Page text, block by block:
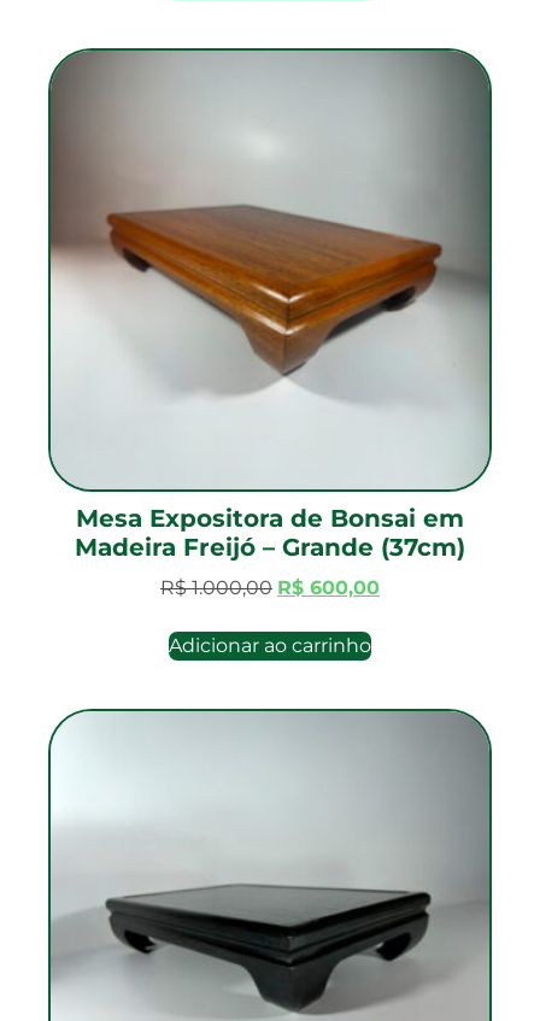
Mesa Expositora de Bonsai em
Madeira Freijó – Grande (37cm)
R$1.000,00 R$ 600,00
Adicionar ao carrinho